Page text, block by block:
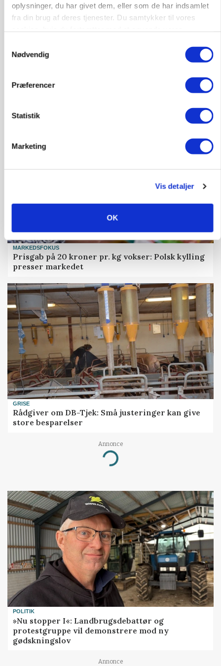
oplysninger, du har givet dem, eller som de har indsamlet
fra din brug af deres tjenester. Du samtykker til vores
Nødvendig
Præferencer
Statistik
Marketing
Vis detaljer
OK
Maskiner landmænd i gang
MARKEDSFOKUS
Prisgab på 20 kroner pr. kg vokser: Polsk kylling
presser markedet
GRISE
Rådgiver om DB-Tjek: Små justeringer kan give
store besparelser
Annonce
Loading...
POLITIK
»Nu stopper I«: Landbrugsdebattør og
protestgruppe vil demonstrere mod ny
gødskningslov
Annonce